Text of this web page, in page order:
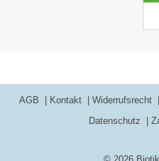
AGB Kontakt Widerrufsrecht
Datenschutz